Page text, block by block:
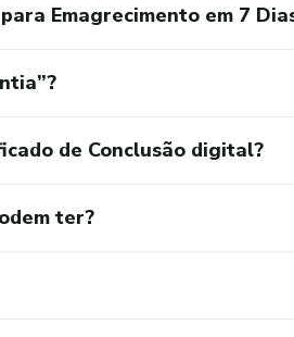
Emagrecimento em 7
de Conclusão digital?
ter?